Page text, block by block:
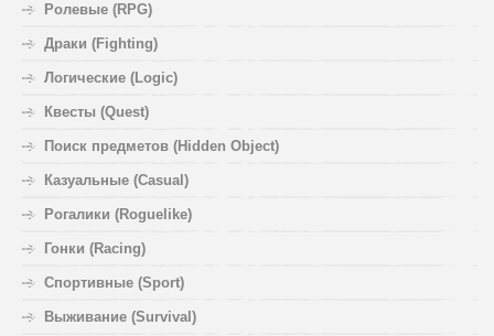
Ролевые (RPG)
Драки (Fighting)
Логические (Logic)
Квесты (Quest)
Поиск предметов (Hidden Object)
Казуальные (Casual)
Рогалики (Roguelike)
Гонки (Racing)
Спортивные (Sport)
Выживание (Survival)